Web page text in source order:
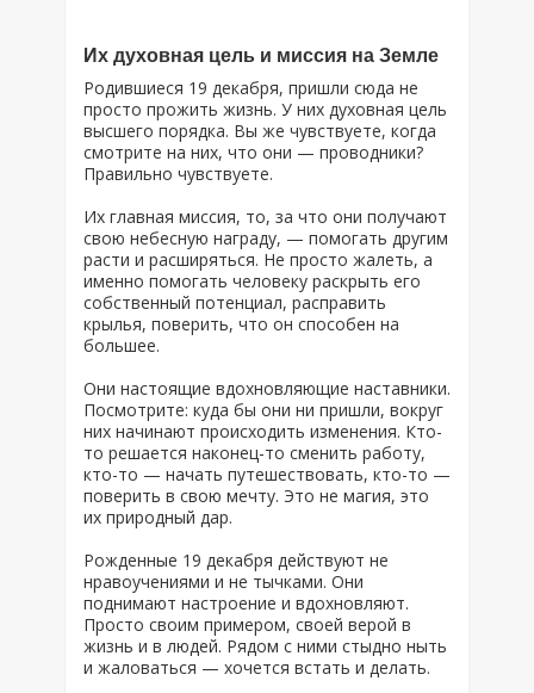
Их духовная цель и миссия на Земле
Родившиеся 19 декабря, пришли сюда не
просто прожить жизнь. У них духовная цель
высшего порядка. Вы же чувствуете, когда
смотрите на них, что они — проводники?
Правильно чувствуете.
Их главная миссия, то, за что они получают
свою небесную награду, — помогать другим
расти и расширяться. Не просто жалеть, а
именно помогать человеку раскрыть его
собственный потенциал, расправить
крылья, поверить, что он способен на
большее.
Они настоящие вдохновляющие наставники.
Посмотрите: куда бы они ни пришли, вокруг
них начинают происходить изменения. Кто-
то решается наконец-то сменить работу,
кто-то — начать путешествовать, кто-то —
поверить в свою мечту. Это не магия, это
их природный дар.
Рожденные 19 декабря действуют не
нравоучениями и не тычками. Они
поднимают настроение и вдохновляют.
Просто своим примером, своей верой в
жизнь и в людей. Рядом с ними стыдно ныть
и жаловаться — хочется встать и делать.